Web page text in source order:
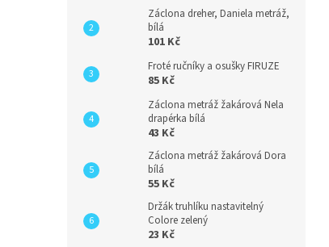
Záclona dreher, Daniela metráž,
bílá
101 Kč
Froté ručníky a osušky FIRUZE
85 Kč
Záclona metráž žakárová Nela
drapérka bílá
43 Kč
Záclona metráž žakárová Dora
bílá
55 Kč
Držák truhlíku nastavitelný
Colore zelený
23 Kč